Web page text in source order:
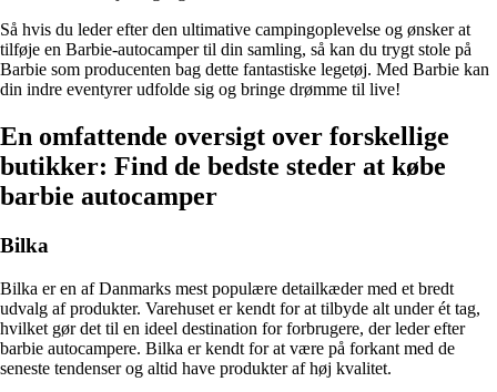
Så hvis du leder efter den ultimative campingoplevelse og ønsker at
tilføje en Barbie-autocamper til din samling, så kan du trygt stole på
Barbie som producenten bag dette fantastiske legetøj. Med Barbie kan
din indre eventyrer udfolde sig og bringe drømme til live!
En omfattende oversigt over forskellige
butikker: Find de bedste steder at købe
barbie autocamper
Bilka
Bilka er en af Danmarks mest populære detailkæder med et bredt
udvalg af produkter. Varehuset er kendt for at tilbyde alt under ét tag,
hvilket gør det til en ideel destination for forbrugere, der leder efter
barbie autocampere. Bilka er kendt for at være på forkant med de
seneste tendenser og altid have produkter af høj kvalitet.